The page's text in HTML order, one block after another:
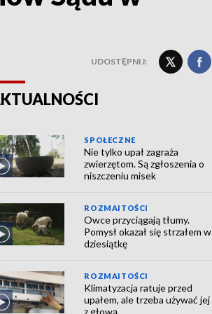
UDOSTĘPNIJ:
SPOŁECZNE
Nie tylko upał zagraża
zwierzętom. Są zgłoszenia o
niszczeniu misek
ROZMAITOŚCI
Owce przyciągają tłumy.
Pomysł okazał się strzałem w
dziesiątkę
ROZMAITOŚCI
Klimatyzacja ratuje przed
upałem, ale trzeba używać jej
z głową